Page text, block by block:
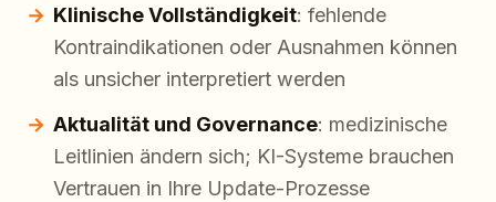
Klinische Vollständigkeit: fehlende
Kontraindikationen oder Ausnahmen können
als unsicher interpretiert werden
Aktualität und Governance: medizinische
Leitlinien ändern sich; KI-Systeme brauchen
Vertrauen in Ihre Update-Prozesse